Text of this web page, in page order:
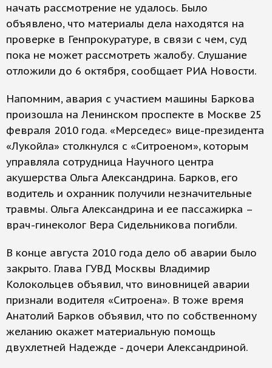
начать рассмотрение не удалось. Было
объявлено, что материалы дела находятся на
проверке в Генпрокуратуре, в связи с чем, суд
пока не может рассмотреть жалобу. Слушание
отложили до 6 октября, сообщает РИА Новости.
Напомним, авария с участием машины Баркова
произошла на Ленинском проспекте в Москве 25
февраля 2010 года. «Мерседес» вице-президента
«Лукойла» столкнулся с «Ситроеном», которым
управляла сотрудница Научного центра
акушерства Ольга Александрина. Барков, его
водитель и охранник получили незначительные
травмы. Ольга Александрина и ее пассажирка –
врач-гинеколог Вера Сидельникова погибли.
В конце августа 2010 года дело об аварии было
закрыто. Глава ГУВД Москвы Владимир
Колокольцев объявил, что виновницей аварии
признали водителя «Ситроена». В тоже время
Анатолий Барков объявил, что по собственному
желанию окажет материальную помощь
двухлетней Надежде - дочери Александриной.